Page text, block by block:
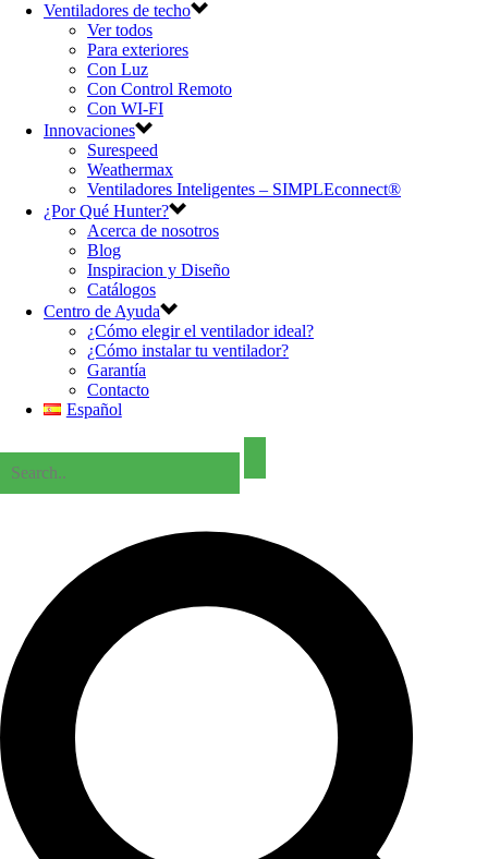
Ventiladores de techo
Ver todos
Para exteriores
Con Luz
Con Control Remoto
Con WI-FI
Innovaciones
Surespeed
Weathermax
Ventiladores Inteligentes – SIMPLEconnect®
¿Por Qué Hunter?
Acerca de nosotros
Blog
Inspiracion y Diseño
Catálogos
Centro de Ayuda
¿Cómo elegir el ventilador ideal?
¿Cómo instalar tu ventilador?
Garantía
Contacto
Español